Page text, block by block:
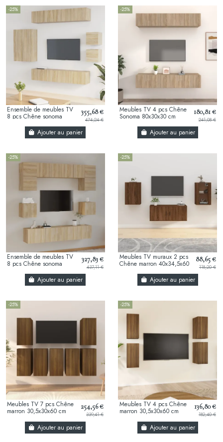
-25%
Ensemble de meubles TV
8 pcs Chêne sonoma
355,68 €
474,24 €
Ajouter au panier
-25%
Meubles TV 4 pcs Chêne
Sonoma 80x30x30 cm
180,81 €
241,08 €
Ajouter au panier
-25%
Ensemble de meubles TV
8 pcs Chêne sonoma
327,83 €
437,11 €
Ajouter au panier
-25%
Meubles TV muraux 2 pcs
Chêne marron 40x34,5x60
88,65 €
118,20 €
Ajouter au panier
-25%
Meubles TV 7 pcs Chêne
marron 30,5x30x60 cm
254,56 €
339,41 €
Ajouter au panier
-25%
Meubles TV 4 pcs Chêne
marron 30,5x30x60 cm
136,80 €
182,40 €
Ajouter au panier